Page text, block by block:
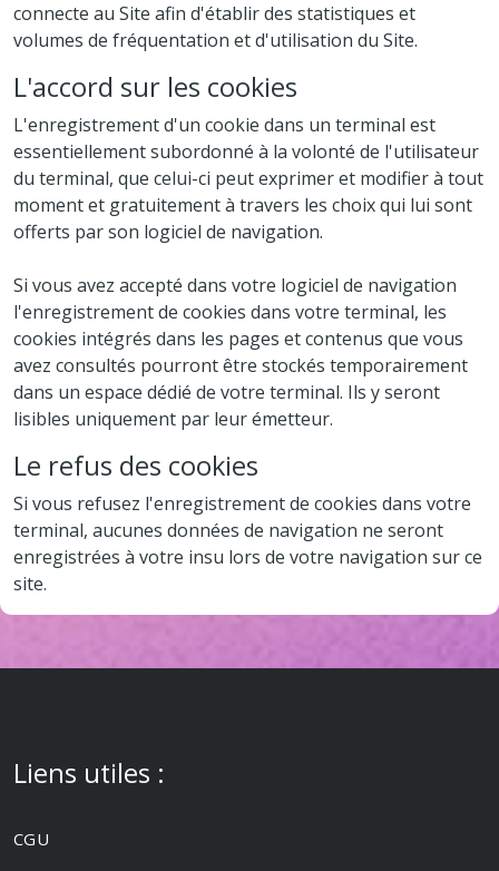
connecte au Site afin d'établir des statistiques et
volumes de fréquentation et d'utilisation du Site.
L'accord sur les cookies
L'enregistrement d'un cookie dans un terminal est
essentiellement subordonné à la volonté de l'utilisateur
du terminal, que celui-ci peut exprimer et modifier à tout
moment et gratuitement à travers les choix qui lui sont
offerts par son logiciel de navigation.
Si vous avez accepté dans votre logiciel de navigation
l'enregistrement de cookies dans votre terminal, les
cookies intégrés dans les pages et contenus que vous
avez consultés pourront être stockés temporairement
dans un espace dédié de votre terminal. Ils y seront
lisibles uniquement par leur émetteur.
Le refus des cookies
Si vous refusez l'enregistrement de cookies dans votre
terminal, aucunes données de navigation ne seront
enregistrées à votre insu lors de votre navigation sur ce
site.
Liens utiles :
CGU